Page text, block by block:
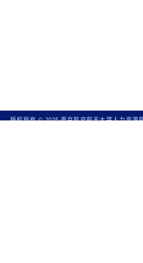
版权所有 © 2025 南京航空航天大学人力资源